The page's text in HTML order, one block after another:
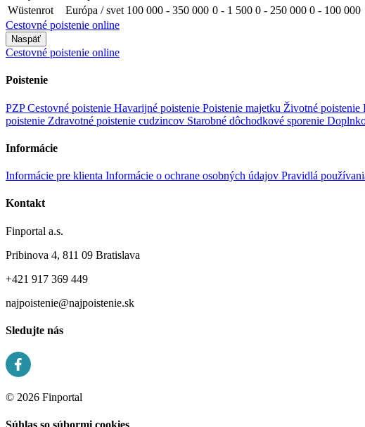
Wüstenrot
Európa / svet 100 000 - 350 000 0 - 1 500 0 - 250 000 0 - 100 000
Cestovné poistenie online
Naspäť
Cestovné poistenie online
Poistenie
PZPCestovné poistenie Havarijné poistenie Poistenie majetku Životné poistenie
poistenie Zdravotné poistenie cudzincov Starobné dôchodkové sporenie
Informácie
Informácie pre klienta Informácie o ochrane osobných údajov Pravidlá
Kontakt
Finportal a.s.
Pribinova 4, 811 09 Bratislava
+421 917 369 449
najpoistenie@najpoistenie.sk
Sledujte nás
© 2026 Finportal